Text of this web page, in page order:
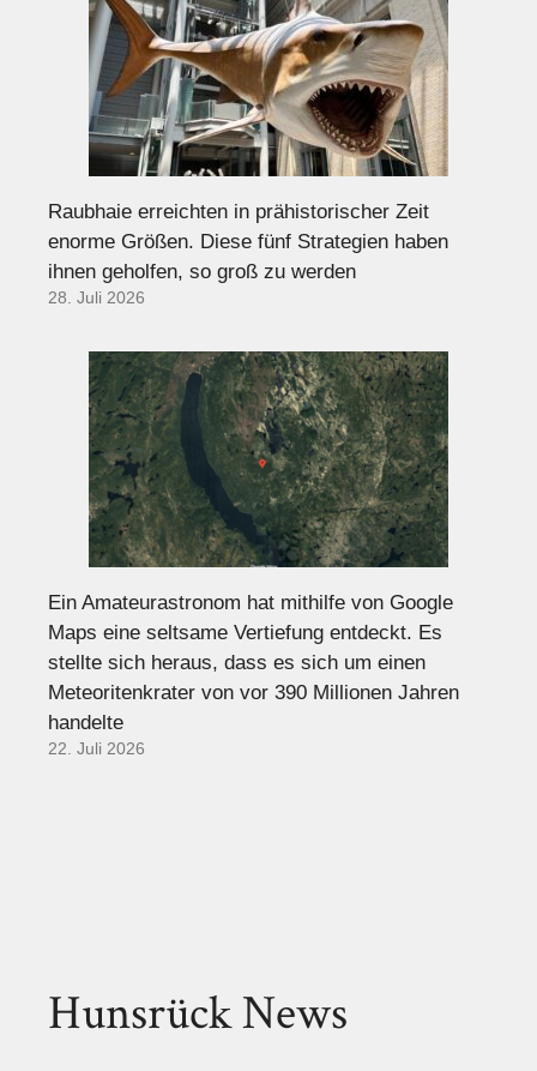
Raubhaie erreichten in prähistorischer Zeit
enorme Größen. Diese fünf Strategien haben
ihnen geholfen, so groß zu werden
28. Juli 2026
Ein Amateurastronom hat mithilfe von Google
Maps eine seltsame Vertiefung entdeckt. Es
stellte sich heraus, dass es sich um einen
Meteoritenkrater von vor 390 Millionen Jahren
handelte
22. Juli 2026
Hunsrück News